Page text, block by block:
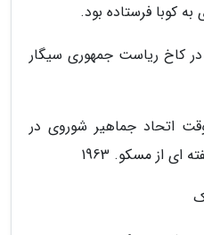
کوبا فرستاده بود.
کاخ ریاست جمهوری سیگار
اتحاد جماهیر شوروی در
از مسکو. 1963